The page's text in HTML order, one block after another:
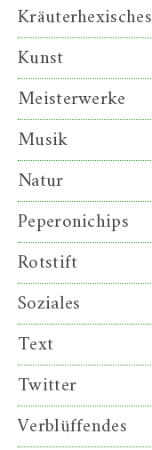
Kräuterhexisches
Kunst
Meisterwerke
Musik
Natur
Peperonichips
Rotstift
Soziales
Text
Twitter
Verblüffendes